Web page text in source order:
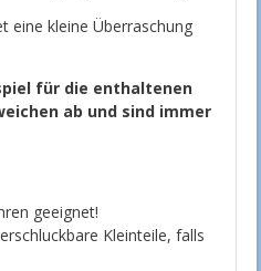
eine kleine Überraschung
für die enthaltenen
ab und sind immer
geeignet!
Kleinteile, falls